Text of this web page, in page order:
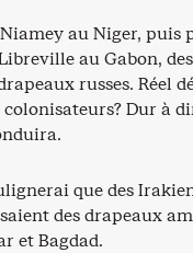
au Niger, puis
au Gabon,
russes. Réel
colonisateurs? Dur à
que des
des drapeaux
et Bagdad.